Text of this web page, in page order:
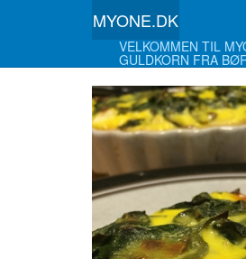
MYONE.DK
VELKOMMEN TIL
GULDKORN FRA